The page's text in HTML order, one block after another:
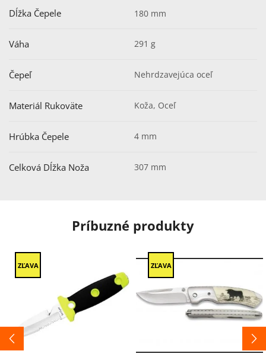
Dĺžka Čepele 180 mm
Váha 291 g
Čepeľ Nehrdzavejúca oceľ
Materiál Rukoväte Koža, Oceľ
Hrúbka Čepele 4 mm
Celková Dĺžka Noža 307 mm
Príbuzné produkty
ZĽAVA ZĽAVA